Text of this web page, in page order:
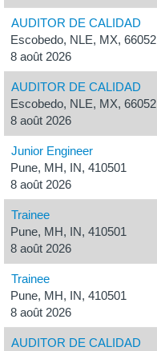
AUDITOR DE CALIDAD
Escobedo, NLE, MX, 66052
8 août 2026
AUDITOR DE CALIDAD
Escobedo, NLE, MX, 66052
8 août 2026
Junior Engineer
Pune, MH, IN, 410501
8 août 2026
Trainee
Pune, MH, IN, 410501
8 août 2026
Trainee
Pune, MH, IN, 410501
8 août 2026
AUDITOR DE CALIDAD